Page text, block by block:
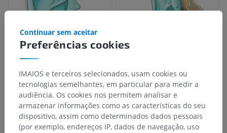
Preferências cookies
Continuar sem aceitar
IMAIOS e terceiros selecionados, usam cookies ou
tecnologias semelhantes, em particular para medir a
audiência. Os cookies nos permitem analisar e
armazenar informações como as características do seu
dispositivo, assim como determinados dados pessoais
(por exemplo, endereços IP, dados de navegação, uso